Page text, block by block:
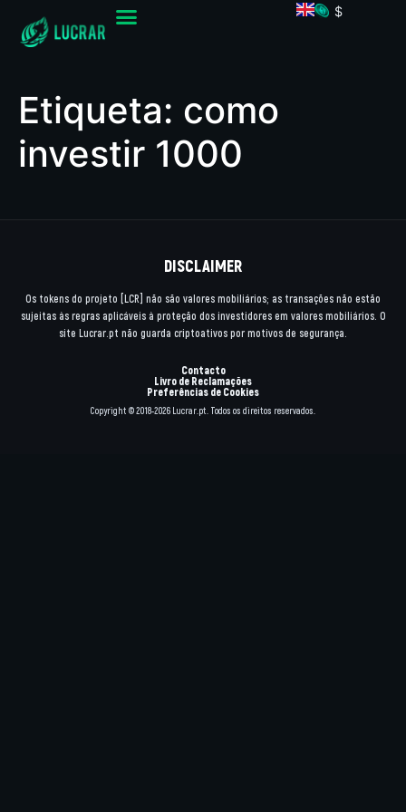
$
Etiqueta: como
investir 1000
DISCLAIMER
Os tokens do projeto [LCR] não são valores mobiliários; as transações não estão
sujeitas às regras aplicáveis à proteção dos investidores em valores mobiliários. O
site Lucrar.pt não guarda criptoativos por motivos de segurança.
Contacto
Livro de Reclamações
Preferências de Cookies
Copyright © 2018-2026 Lucrar.pt. Todos os direitos reservados.